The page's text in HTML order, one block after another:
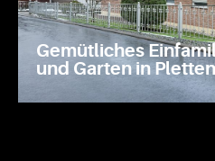
Gemütliches
und Garten in